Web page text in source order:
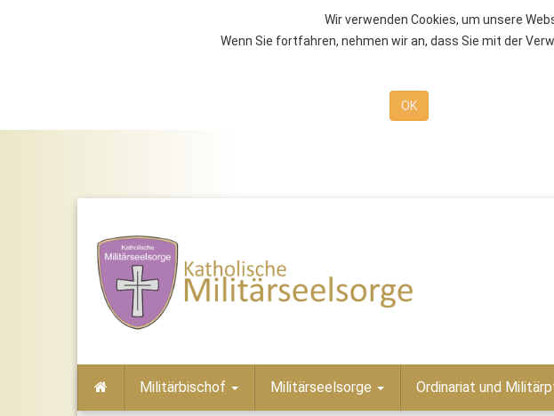
Wir verwenden Cookies, um unsere
Wenn Sie fortfahren, nehmen wir an, dass Sie mit der
OK
Militärbischof Militärseelsorge Ordinariat und